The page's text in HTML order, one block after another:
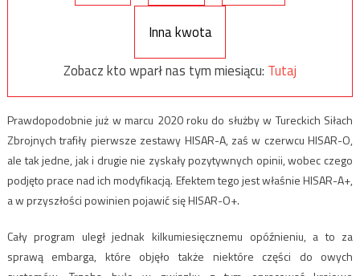
Inna kwota
Zobacz kto wparł nas tym miesiącu: Tutaj
Prawdopodobnie już w marcu 2020 roku do służby w Tureckich Siłach
Zbrojnych trafiły pierwsze zestawy HISAR-A, zaś w czerwcu HISAR-O,
ale tak jedne, jak i drugie nie zyskały pozytywnych opinii, wobec czego
podjęto prace nad ich modyfikacją. Efektem tego jest właśnie HISAR-A+,
a w przyszłości powinien pojawić się HISAR-O+.
Cały program uległ jednak kilkumiesięcznemu opóźnieniu, a to za
sprawą embarga, które objęło także niektóre części do owych